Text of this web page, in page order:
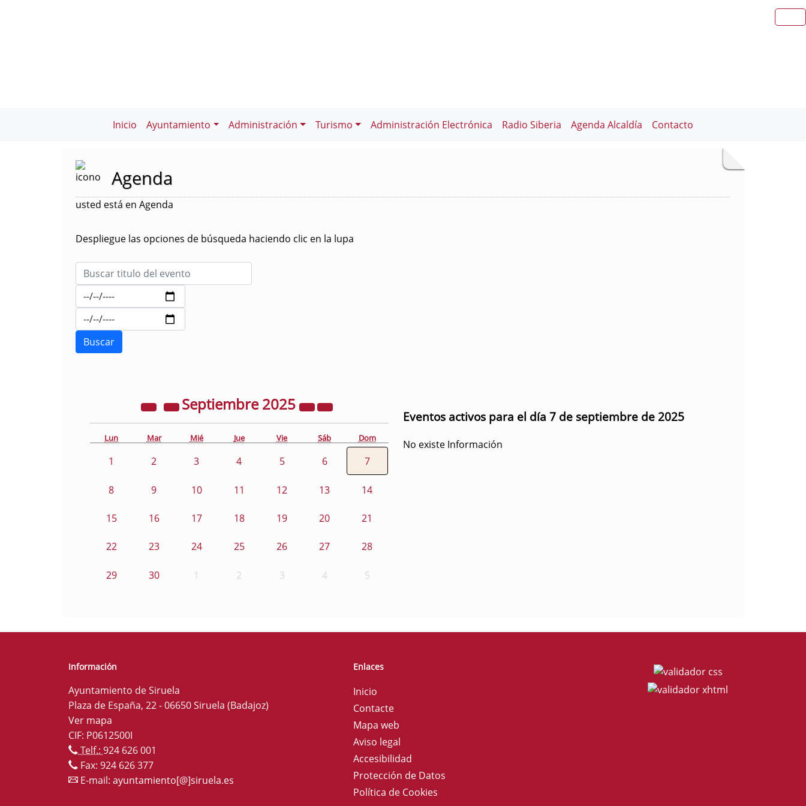
Inicio Ayuntamiento Administración Turismo Administración Electrónica Radio Siberia Agenda Alcaldía Contacto
Agenda
usted está en Agenda
Despliegue las opciones de búsqueda haciendo clic en la lupa
Septiembre2025
Lun Mar Mié Jue Vie Sáb Dom
1 2 3 4 5 6 7
8 9 10 11 12 13 14
15 16 17 18 19 20 21
22 23 24 25 26 27 28
29 30 1 2 3 4 5
Eventos activos para el día 7 de septiembre de 2025
No existe Información
Información
Ayuntamiento de Siruela
Plaza de España, 22 - 06650 Siruela (Badajoz)
Ver mapa
CIF: P0612500I
Telf.:924 626 001
Fax: 924 626 377
E-mail: ayuntamiento[@]siruela.es
Enlaces
Inicio
Contacte
Mapa web
Aviso legal
Accesibilidad
Protección de Datos
Política de Cookies